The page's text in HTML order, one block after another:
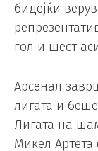
бидејќи
гол и шест
Арсенал
лигата и
Лигата на
Микел